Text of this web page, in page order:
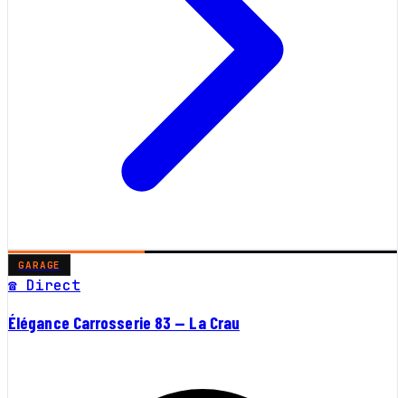
GARAGE
☎ Direct
Élégance Carrosserie 83 — La Crau